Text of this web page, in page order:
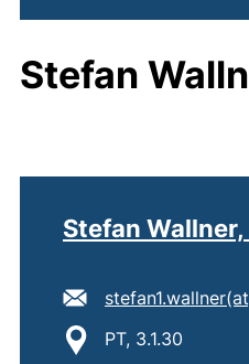
Stefan
Stefan Wallner,
E-Mail Adresse:
Standort:
PT, 3.1.30